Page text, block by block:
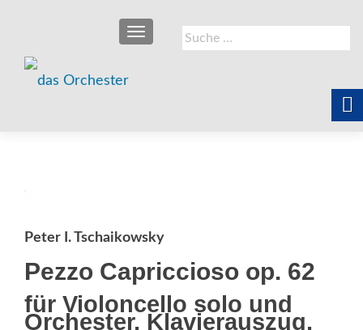
Suche
nach:
SCHALTE NAVIGATION
Peter I. Tschaikowsky
Pezzo Capriccioso op. 62
für Violoncello solo und
Orchester, Klavierauszug,